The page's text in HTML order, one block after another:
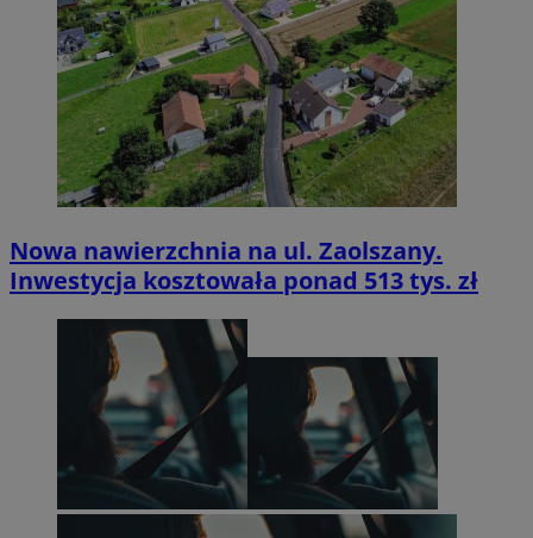
Nowa nawierzchnia na ul. Zaolszany.
Inwestycja kosztowała ponad 513 tys. zł